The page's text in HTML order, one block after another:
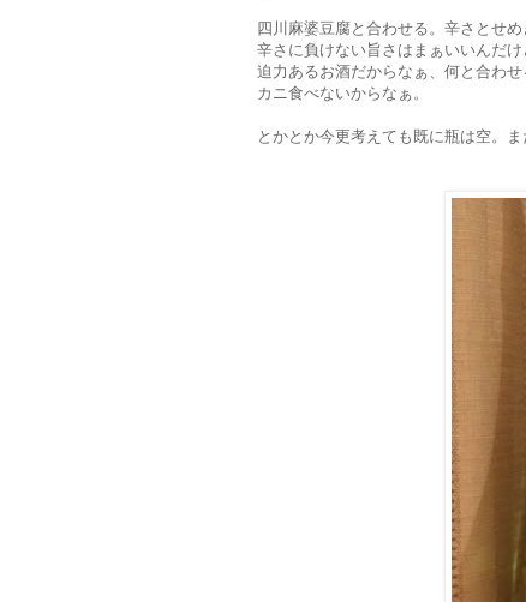
四川麻婆豆腐と合わせる。辛さとせ
辛さに負けない旨さはまぁいいんだ
迫力あるお酒だからなぁ、何と合わ
カニ食べないからなぁ。
とかとか今更考えても既に瓶は空。